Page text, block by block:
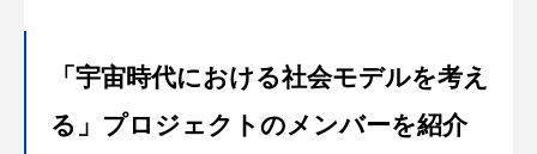
「宇宙時代における社会モデルを考え
る」プロジェクトのメンバーを紹介